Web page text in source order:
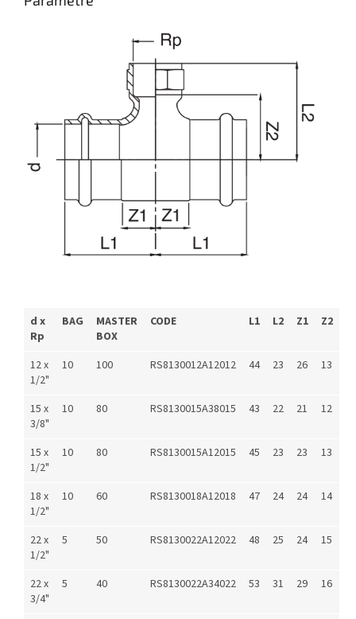
d x
Rp
BAG
MASTER
BOX
CODE L1 L2 Z1 Z2
12 x
1/2"
10 100 RS8130012A12012 44 23 26 13
15 x
3/8"
10 80 RS8130015A38015 43 22 21 12
15 x
1/2"
10 80 RS8130015A12015 45 23 23 13
18 x
1/2"
10 60 RS8130018A12018 47 24 24 14
22 x
1/2"
5 50 RS8130022A12022 48 25 24 15
22 x
3/4"
5 40 RS8130022A34022 53 31 29 16